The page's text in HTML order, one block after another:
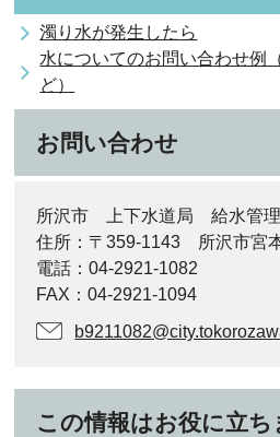
濁り水が発生したら
水についてのお問い合わせ例
ど）
お問い合わせ
所沢市 上下水道局 給水管
住所：〒359-1143 所沢市宮
電話：04‐2921‐1082
FAX：04‐2921‐1094
この情報はお役に立ち